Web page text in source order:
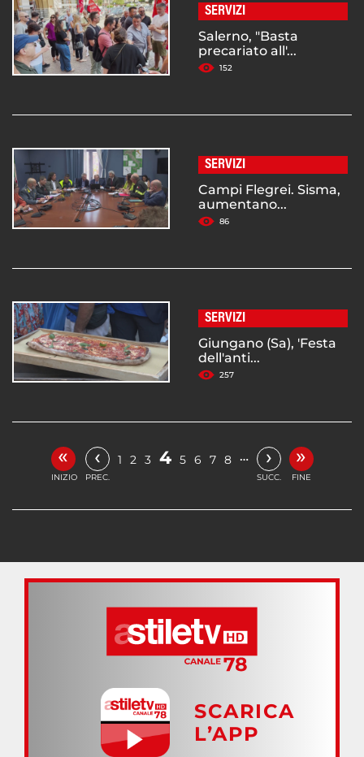
SERVIZI
Salerno, "Basta
precariato all'...
152
SERVIZI
Campi Flegrei. Sisma,
aumentano...
86
SERVIZI
Giungano (Sa), 'Festa
dell'anti...
257
«
INIZIO
‹
PREC.
1 2 3 4 5 6 7 8 … ›
SUCC.
»
FINE
SCARICA
L’APP